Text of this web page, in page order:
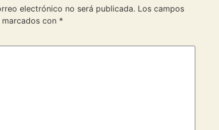
electrónico no será publicada. Los campos
con *